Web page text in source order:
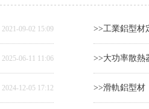
2021-09-02 15:09
2025-06-11 11:06
2024-12-05 17:12
>>工業鋁型材
>>大功率散熱
>>滑軌鋁型材